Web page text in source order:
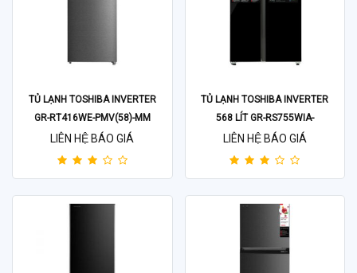
TỦ LẠNH TOSHIBA INVERTER
GR-RT416WE-PMV(58)-MM
LIÊN HỆ BÁO GIÁ
TỦ LẠNH TOSHIBA INVERTER
568 LÍT GR-RS755WIA-
PGV(22)-XK
LIÊN HỆ BÁO GIÁ